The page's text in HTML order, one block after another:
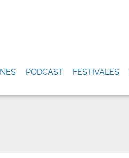
PODCAST FESTIVALES